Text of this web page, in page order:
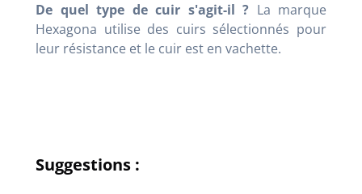
De quel type de cuir s'agit-il ? La marque
Hexagona utilise des cuirs sélectionnés pour
leur résistance et le cuir est en vachette.
Suggestions :